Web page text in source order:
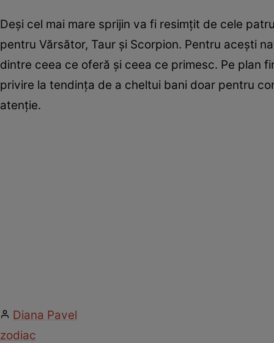
Deși cel mai mare sprijin va fi resimțit de cele
pentru Vărsător, Taur și Scorpion. Pentru acești
dintre ceea ce oferă și ceea ce primesc. Pe plan
privire la tendința de a cheltui bani doar pentru
atenție.
Diana Pavel
zodiac